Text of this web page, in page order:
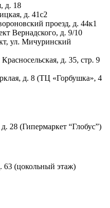
д. 18
д. 41с2
проезд, д. 44к1
Вернадского, д. 9/10
ул. Мичуринский
д. 35, стр. 9
д. 8 (ТЦ «Горбушка», 4
28 (Гипермаркет “Глобус”)
63 (цокольный этаж)